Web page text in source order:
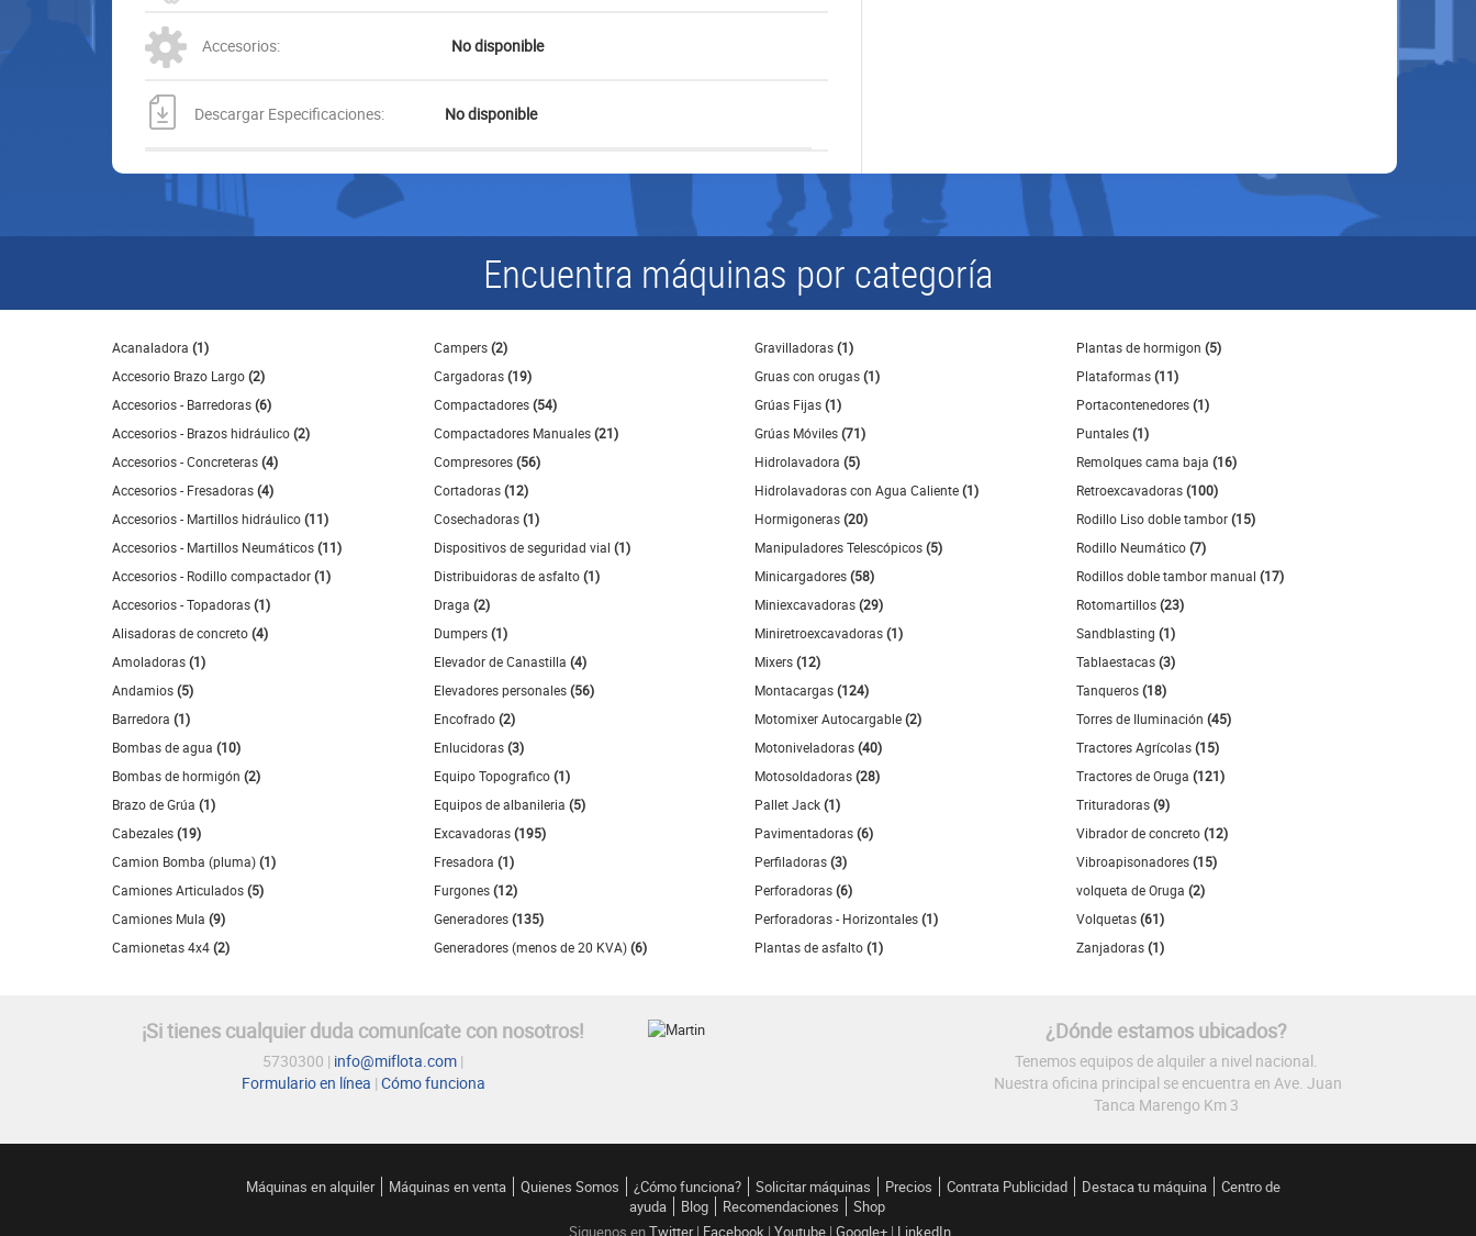
Accesorios: No disponible
Descargar Especificaciones: No disponible
Encuentra máquinas por categoría
Acanaladora (1)
Accesorio Brazo Largo(2)
Accesorios - Barredoras(6)
Accesorios - Brazos hidráulico(2)
Accesorios - Concreteras(4)
Accesorios - Fresadoras(4)
Accesorios - Martillos hidráulico(11)
Accesorios - Martillos Neumáticos(11)
Accesorios - Rodillo compactador(1)
Accesorios - Topadoras(1)
Alisadoras de concreto(4)
Amoladoras(1)
Andamios(5)
Barredora (1)
Bombas de agua (10)
Bombas de hormigón (2)
Brazo de Grúa (1)
Cabezales(19)
Camion Bomba (pluma)(1)
Camiones Articulados(5)
Camiones Mula (9)
Camionetas 4x4(2)
Campers(2)
Cargadoras(19)
Compactadores(54)
Compactadores Manuales(21)
Compresores(56)
Cortadoras(12)
Cosechadoras(1)
Dispositivos de seguridad vial (1)
Distribuidoras de asfalto(1)
Draga (2)
Dumpers(1)
Elevador de Canastilla (4)
Elevadores personales(56)
Encofrado(2)
Enlucidoras(3)
Equipo Topografico(1)
Equipos de albanileria (5)
Excavadoras(195)
Fresadora (1)
Furgones(12)
Generadores(135)
Generadores (menos de 20 KVA)(6)
Gravilladoras(1)
Gruas con orugas(1)
Grúas Fijas(1)
Grúas Móviles(71)
Hidrolavadora (5)
Hidrolavadoras con Agua Caliente(1)
Hormigoneras(20)
Manipuladores Telescópicos(5)
Minicargadores(58)
Miniexcavadoras(29)
Miniretroexcavadoras(1)
Mixers(12)
Montacargas(124)
Motomixer Autocargable(2)
Motoniveladoras(40)
Motosoldadoras(28)
Pallet Jack(1)
Pavimentadoras(6)
Perfiladoras(3)
Perforadoras(6)
Perforadoras - Horizontales(1)
Plantas de asfalto(1)
Plantas de hormigon (5)
Plataformas(11)
Portacontenedores(1)
Puntales(1)
Remolques cama baja (16)
Retroexcavadoras(100)
Rodillo Liso doble tambor(15)
Rodillo Neumático(7)
Rodillos doble tambor manual (17)
Rotomartillos(23)
Sandblasting (1)
Tablaestacas(3)
Tanqueros(18)
Torres de Iluminación (45)
Tractores Agrícolas(15)
Tractores de Oruga (121)
Trituradoras(9)
Vibrador de concreto(12)
Vibroapisonadores(15)
volqueta de Oruga (2)
Volquetas(61)
Zanjadoras(1)
¡Si tienes cualquier duda comunícate con nosotros!
5730300 | info@miflota.com |
Formulario en línea | Cómo funciona
¿Dónde estamos ubicados?
Tenemos equipos de alquiler a nivel nacional.
Nuestra oficina principal se encuentra en Ave. Juan
Tanca Marengo Km 3
Máquinas en alquiler Máquinas en venta Quienes Somos ¿Cómo funciona? Solicitar máquinas Precios Contrata Publicidad Destaca tu máquina
Centro de
ayuda
Blog Recomendaciones
Shop
Siguenos enTwitter| Facebook | Youtube | Google+ | LinkedIn